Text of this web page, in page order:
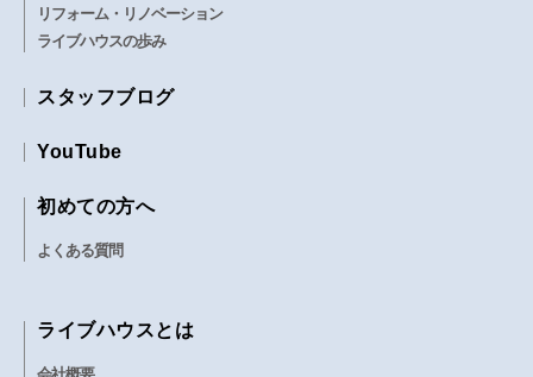
リフォーム・リノベーション
ライブハウスの歩み
スタッフブログ
YouTube
初めての方へ
よくある質問
ライブハウスとは